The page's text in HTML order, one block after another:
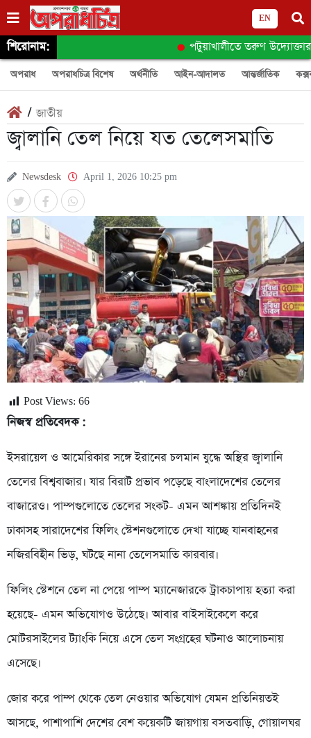
EN
শিরোনাম: পটুয়াখালীতে তরুণ উদ্যোক্তার
অপরাধ অপরাধচিত্র বিশেষ অর্থনীতি আইন-আদালত আন্তর্জাতিক
/জাতীয়
জ্বালানি তেল নিয়ে যত তেলেসমাতি
Newsdesk April 1, 2026 10:25 pm
Post Views: 66
নিজস্ব প্রতিবেদক :
ইসরায়েল ও আমেরিকার সঙ্গে ইরানের চলমান যুদ্ধে অস্থির জ্বালানি
তেলের বিশ্ববাজার। যার বিরাট প্রভাব পড়েছে বাংলাদেশের তেলের
বাজারেও। পাম্পগুলোতে তেলের সংকট- এমন আশঙ্কায় প্রতিদিনই
ঢাকাসহ সারাদেশের ফিলিং স্টেশনগুলোতে দেখা যাচ্ছে যানবাহনের
নজিরবিহীন ভিড়, ঘটছে নানা তেলেসমাতি কারবার।
ফিলিং স্টেশনে তেল না পেয়ে পাম্প ম্যানেজারকে ট্রাকচাপায় হত্যা করা
হয়েছে- এমন অভিযোগও উঠেছে। আবার বাইসাইকেলে করে
মোটরসাইলের ট্যাংকি নিয়ে এসে তেল সংগ্রহের ঘটনাও আলোচনায়
এসেছে।
জোর করে পাম্প থেকে তেল নেওয়ার অভিযোগ যেমন প্রতিনিয়তই
আসছে, পাশাপাশি দেশের বেশ কয়েকটি জায়গায় বসতবাড়ি, গোয়ালঘর